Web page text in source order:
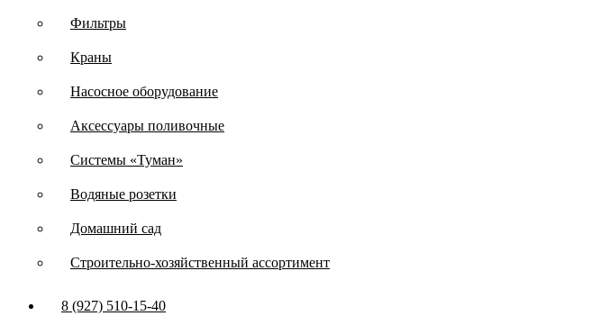
Фильтры
Краны
Насосное оборудование
Аксессуары поливочные
Системы «Туман»
Водяные розетки
Домашний сад
Строительно-хозяйственный ассортимент
8 (927) 510-15-40